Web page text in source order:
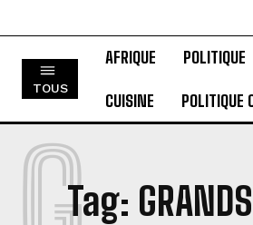
TOUS
AFRIQUE POLITIQUE
CUISINE POLITIQUE
Tag: